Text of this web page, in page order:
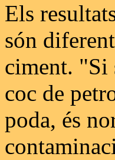
Els
són
ciment. "Si
coc de
poda, és